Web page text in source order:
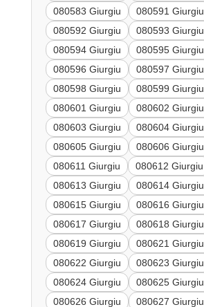
080583 Giurgiu
080591 Giurgiu
080592 Giurgiu
080593 Giurgiu
080594 Giurgiu
080595 Giurgiu
080596 Giurgiu
080597 Giurgiu
080598 Giurgiu
080599 Giurgiu
080601 Giurgiu
080602 Giurgiu
080603 Giurgiu
080604 Giurgiu
080605 Giurgiu
080606 Giurgiu
080611 Giurgiu
080612 Giurgiu
080613 Giurgiu
080614 Giurgiu
080615 Giurgiu
080616 Giurgiu
080617 Giurgiu
080618 Giurgiu
080619 Giurgiu
080621 Giurgiu
080622 Giurgiu
080623 Giurgiu
080624 Giurgiu
080625 Giurgiu
080626 Giurgiu
080627 Giurgiu